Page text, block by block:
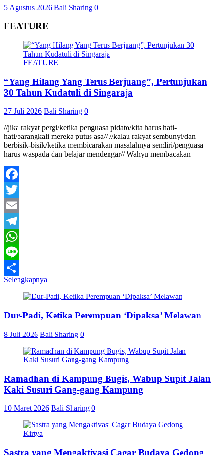
5 Agustus 2026 Bali Sharing 0
FEATURE
FEATURE
“Yang Hilang Yang Terus Berjuang”, Pertunjukan
30 Tahun Kudatuli di Singaraja
27 Juli 2026 Bali Sharing 0
//jika rakyat pergi/ketika penguasa pidato/kita harus hati-
hati/barangkali mereka putus asa// //kalau rakyat sembunyi/dan
berbisik-bisik/ketika membicarakan masalahnya sendiri/penguasa
harus waspada dan belajar mendengar// Wahyu membacakan
Facebook
Twitter
Email
Telegram
WhatsApp
Line
Share
Selengkapnya
Dur-Padi, Ketika Perempuan ‘Dipaksa’ Melawan
8 Juli 2026 Bali Sharing 0
Ramadhan di Kampung Bugis, Wabup Supit Jalan
Kaki Susuri Gang-gang Kampung
10 Maret 2026 Bali Sharing 0
Sastra yang Mengaktivasi Cagar Budaya Gedong